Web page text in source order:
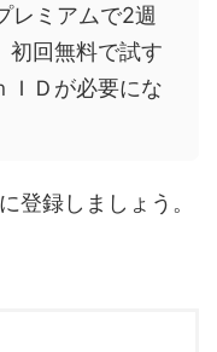
レミアムで2週
初回無料で試す
ＩＤが必要にな
登録しましょう。